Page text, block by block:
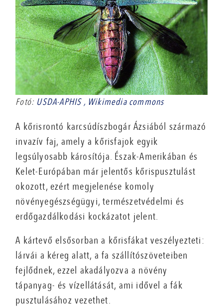
Fotó: USDA-APHIS , Wikimedia commons
A kőrisrontó karcsúdíszbogár Ázsiából származó
invazív faj, amely a kőrisfajok egyik
legsúlyosabb károsítója. Észak-Amerikában és
Kelet-Európában már jelentős kőrispusztulást
okozott, ezért megjelenése komoly
növényegészségügyi, természetvédelmi és
erdőgazdálkodási kockázatot jelent.
A kártevő elsősorban a kőrisfákat veszélyezteti:
lárvái a kéreg alatt, a fa szállítószöveteiben
fejlődnek, ezzel akadályozva a növény
tápanyag- és vízellátását, ami idővel a fák
pusztulásához vezethet.